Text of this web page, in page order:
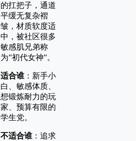
的扛把子，通道
平缓无复杂褶
皱，材质软度适
中，被社区很多
敏感肌兄弟称
为”初代女神”。
适合谁 ：新手小
白、敏感体质、
想锻炼耐力的玩
家、预算有限的
学生党。
不适合谁 ：追求